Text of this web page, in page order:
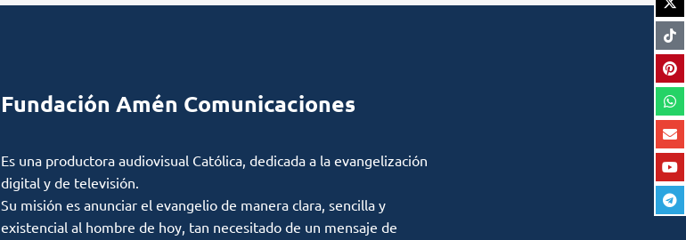
Fundación Amén Comunicaciones
Es una productora audiovisual Católica, dedicada a la evangelización
digital y de televisión.
Su misión es anunciar el evangelio de manera clara, sencilla y
existencial al hombre de hoy, tan necesitado de un mensaje de